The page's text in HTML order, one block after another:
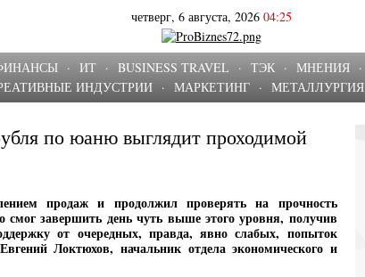
четверг, 6 августа, 2026 04:25
· ИТ · BUSINESS TRAVEL · ТЭК · МНЕНИЯ ·
ИНДУСТРИИ
· МАРКЕТИНГ · МЕТАЛЛУРГИЯ
по юаню выглядит проходимой
продаж и продолжил проверять на прочность
смог завершить день чуть выше этого уровня, получив
от очередных, правда, явно слабых, попыток
Локтюхов, начальник отдела экономического и